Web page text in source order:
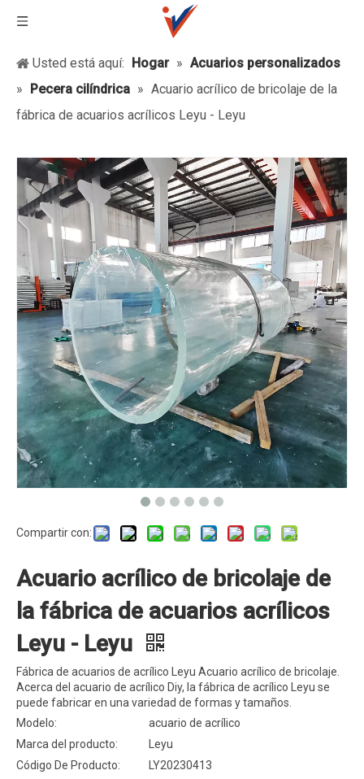
Usted está aquí: Hogar » Acuarios personalizados
» Pecera cilíndrica » Acuario acrílico de bricolaje de la
fábrica de acuarios acrílicos Leyu - Leyu
Compartir con:
Acuario acrílico de bricolaje de
la fábrica de acuarios acrílicos
Leyu - Leyu
Fábrica de acuarios de acrílico Leyu Acuario acrílico de bricolaje.
Acerca del acuario de acrílico Diy, la fábrica de acrílico Leyu se
puede fabricar en una variedad de formas y tamaños.
Modelo:
acuario de acrílico
Marca del producto:
Leyu
Código De Producto:
LY20230413